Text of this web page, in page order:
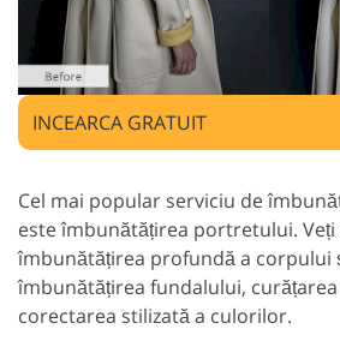
INCEARCA GRATUIT
Cel mai popular serviciu de
este îmbunătățirea portretului. Veți
îmbunătățirea profundă a corpului
îmbunătățirea fundalului,
corectarea stilizată a culorilor.